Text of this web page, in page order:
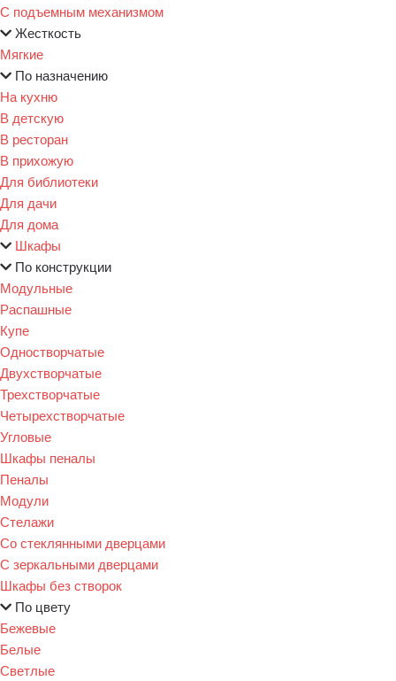
С подъемным механизмом
Жесткость
Мягкие
По назначению
На кухню
В детскую
В ресторан
В прихожую
Для библиотеки
Для дачи
Для дома
Шкафы
По конструкции
Модульные
Распашные
Купе
Одностворчатые
Двухстворчатые
Трехстворчатые
Четырехстворчатые
Угловые
Шкафы пеналы
Пеналы
Модули
Стелажи
Со стеклянными дверцами
С зеркальными дверцами
Шкафы без створок
По цвету
Бежевые
Белые
Светлые